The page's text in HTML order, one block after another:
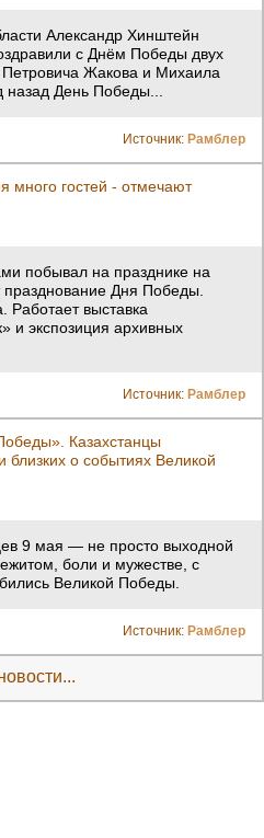
Александр Хинштейн
с Днём Победы двух
Петровича Жакова и Михаила
День Победы...
Источник: Рамблер
много гостей - отмечают
побывал на празднике на
Дня Победы.
Работает выставка
и экспозиция архивных
Источник: Рамблер
Казахстанцы
о событиях Великой
9 мая — не просто выходной
боли и мужестве, с
Великой Победы.
Источник: Рамблер